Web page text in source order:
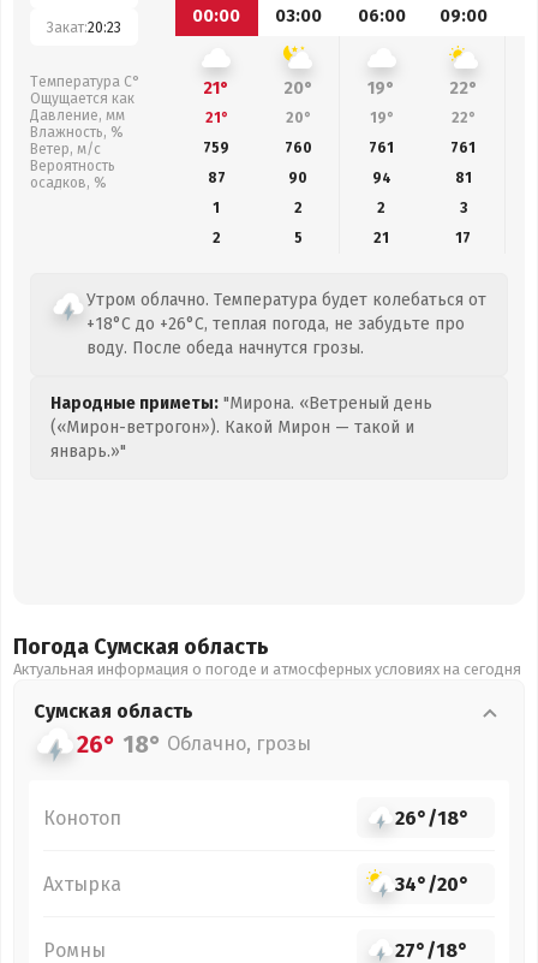
Закат:20:23
Температура С°
Ощущается как
Давление, мм
Влажность, %
Ветер, м/с
Вероятность
осадков, %
00:00
03:00 06:00 09:00
21° 20° 19° 22°
21° 20° 19° 22°
759
760 761 761
87
90 94
81
1
2 2
3
2
5 21 17
Утром облачно. Температура будет колебаться от
+18°C до +26°C, теплая погода, не забудьте про
воду. После обеда начнутся грозы.
Народные приметы: "Мирона. «Ветреный день
(«Мирон-ветрогон»). Какой Мирон — такой и
январь.»"
Погода Сумская область
Актуальная информация о погоде и атмосферных условиях на сегодня
Сумская область
26° 18° Облачно, грозы
Конотоп 26°/18°
Ахтырка 34°/20°
Ромны 27°/18°